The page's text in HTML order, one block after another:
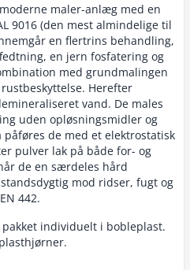
maler-anlæg med en
9016 (den mest almindelige til
en flertrins behandling,
en jern fosfatering og
med grundmalingen
Herefter
vand. De males
uden opløsningsmidler og
påføres de med et elektrostatisk
pulver lak på både for- og
de en særdeles hård
mod ridser, fugt og
442.
individuelt i bobleplast.